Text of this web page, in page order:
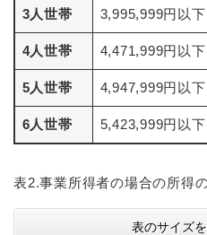
3人世帯 3,995,999円以下
4人世帯 4,471,999円以下
5人世帯 4,947,999円以下
6人世帯 5,423,999円以下
表2.事業所得者の場合の所得
表のサイズ